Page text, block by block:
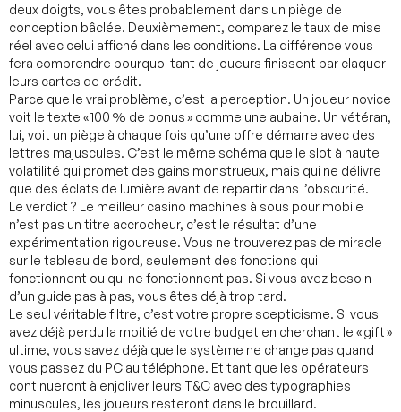
deux doigts, vous êtes probablement dans un piège de
conception bâclée. Deuxièmement, comparez le taux de mise
réel avec celui affiché dans les conditions. La différence vous
fera comprendre pourquoi tant de joueurs finissent par claquer
leurs cartes de crédit.
Parce que le vrai problème, c’est la perception. Un joueur novice
voit le texte « 100 % de bonus » comme une aubaine. Un vétéran,
lui, voit un piège à chaque fois qu’une offre démarre avec des
lettres majuscules. C’est le même schéma que le slot à haute
volatilité qui promet des gains monstrueux, mais qui ne délivre
que des éclats de lumière avant de repartir dans l’obscurité.
Le verdict ? Le meilleur casino machines à sous pour mobile
n’est pas un titre accrocheur, c’est le résultat d’une
expérimentation rigoureuse. Vous ne trouverez pas de miracle
sur le tableau de bord, seulement des fonctions qui
fonctionnent ou qui ne fonctionnent pas. Si vous avez besoin
d’un guide pas à pas, vous êtes déjà trop tard.
Le seul véritable filtre, c’est votre propre scepticisme. Si vous
avez déjà perdu la moitié de votre budget en cherchant le « gift »
ultime, vous savez déjà que le système ne change pas quand
vous passez du PC au téléphone. Et tant que les opérateurs
continueront à enjoliver leurs T&C avec des typographies
minuscules, les joueurs resteront dans le brouillard.